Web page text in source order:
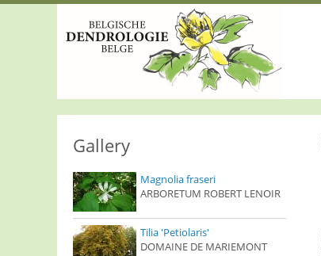
Gallery
Magnolia fraseri
ARBORETUM ROBERT LENOIR
Tilia 'Petiolaris'
DOMAINE DE MARIEMONT